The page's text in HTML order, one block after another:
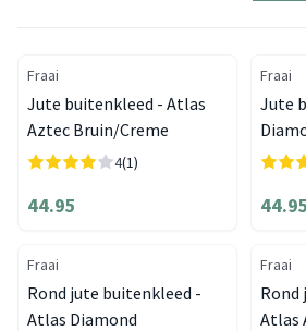
Fraai
Jute buitenkleed - Atlas
Aztec Bruin/Creme
4(1)
44.95
Fraai
Jute
44.95
Fraai
Rond jute buitenkleed -
Atlas Diamond
Fraai
Rond
Atlas